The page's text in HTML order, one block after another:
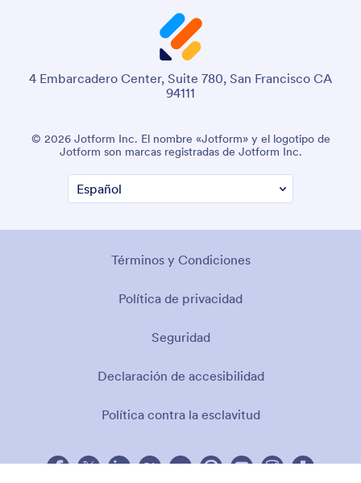
4 Embarcadero Center, Suite 780, San Francisco CA
94111
© 2026 Jotform Inc. El nombre «Jotform» y el logotipo de
Jotform son marcas registradas de Jotform Inc.
Términos y Condiciones
Política de privacidad
Seguridad
Declaración de accesibilidad
Política contra la esclavitud